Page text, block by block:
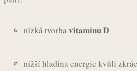
nízká tvorbavitaminu D
nižší hladina energie kvůli